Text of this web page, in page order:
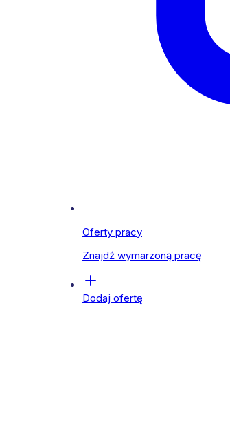
Oferty pracy
Znajdź wymarzoną pracę
Dodaj ofertę